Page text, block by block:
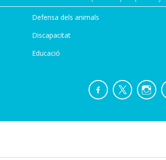
Defensa dels animals
Discapacitat
Educació